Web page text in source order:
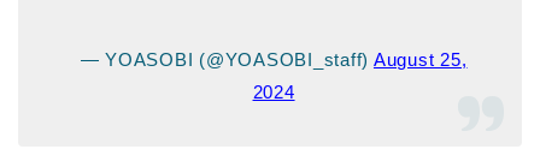
— YOASOBI (@YOASOBI_staff) August 25,
2024